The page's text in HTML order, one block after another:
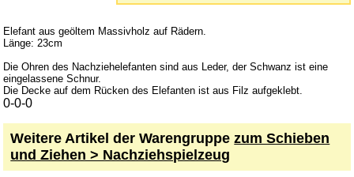
Spielzeugtiere
zum Schieben und Ziehen
Nachziehspielzeug
Weihnachten
Zaubertricks
Elefant aus geöltem Massivholz auf Rädern.
Länge: 23cm
Die Ohren des Nachziehelefanten sind aus Leder, der Schwanz ist eine
eingelassene Schnur.
Die Decke auf dem Rücken des Elefanten ist aus Filz aufgeklebt.
0-0-0
Weitere Artikel der Warengruppezum Schieben
und Ziehen > Nachziehspielzeug